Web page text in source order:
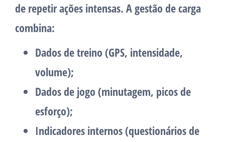
de repetir ações intensas. A gestão de carga
combina:
Dados de treino (GPS, intensidade,
volume);
Dados de jogo (minutagem, picos de
esforço);
Indicadores internos(questionários de